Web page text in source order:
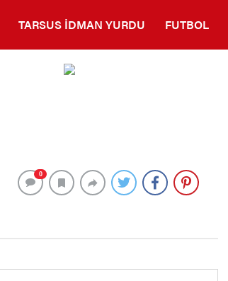
TARSUS İDMAN YURDU FUTBOL
0